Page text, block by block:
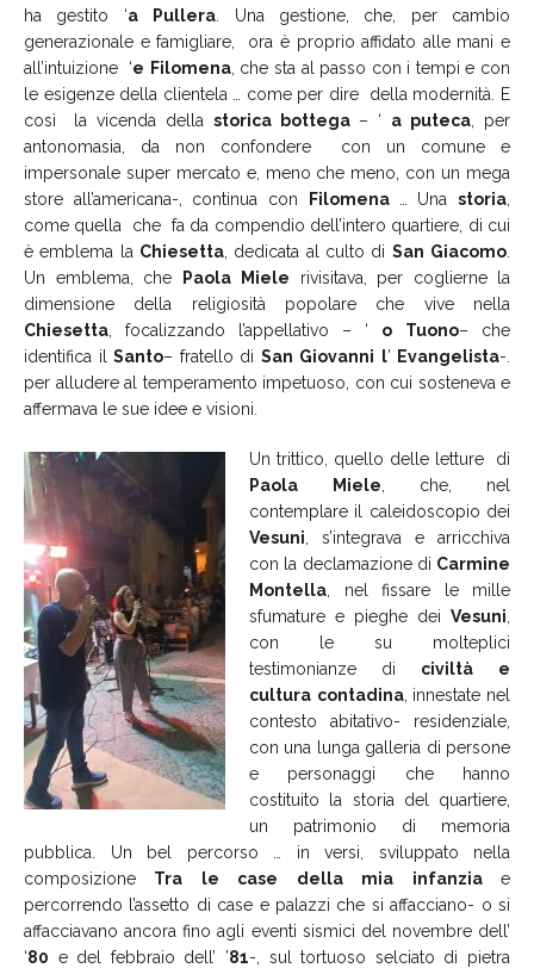
ha gestito ‘a Pullera . Una gestione, che, per cambio
generazionale e famigliare, ora è proprio affidato alle mani e
all’intuizione ‘e Filomena, che sta al passo con i tempi e con
le esigenze della clientela … come per dire della modernità. E
così la vicenda della storica bottega – ‘ a puteca , per
antonomasia, da non confondere con un comune e
impersonale super mercato e, meno che meno, con un mega
store all’americana-, continua con Filomena … Unastoria
come quella che fa da compendio dell’intero quartiere, di cui
è emblema la Chiesetta , dedicata al culto di San Giacomo
Un emblema, che Paola Miele rivisitava, per coglierne la
dimensione della religiosità popolare che vive nella
Chiesetta , focalizzando l’appellativo – ‘ o Tuono– che
identifica il Santo– fratello di San Giovanni l’ Evangelista-.
per alludere al temperamento impetuoso, con cui sosteneva e
affermava le sue idee e visioni.
Un trittico, quello delle letture di
Paola
Miele , che, nel
contemplare il caleidoscopio dei
Vesuni , s’integrava e arricchiva
con la declamazione di Carmine
Montella , nel fissare le mille
sfumature e pieghe dei Vesuni
con le su molteplici
testimonianze di civiltà
e
cultura contadina, innestate nel
contesto abitativo- residenziale,
con una lunga galleria di persone
e personaggi che hanno
costituito la storia del quartiere,
un patrimonio di memoria
pubblica. Un bel percorso … in versi, sviluppato nella
composizione Tra le case della mia infanziae
percorrendo l’assetto di case e palazzi che si affacciano- o si
affacciavano ancora fino agli eventi sismici del novembre dell’
‘80 e del febbraio dell’ ’81-, sul tortuoso selciato di pietra